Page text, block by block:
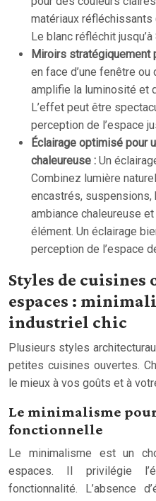
matériaux
Le blanc réfléchit
Miroirs stratégiquement
en face d’une fenêtre ou
amplifie la luminosité et
L’effet peut être
perception de l’espace
Éclairage optimisé pour
chaleureuse : Un
Combinez lumière
encastrés, suspensions,
ambiance chaleureuse
élément. Un éclairage
perception de l’espace
Styles de cuisines
espaces :
industriel chic
Plusieurs styles
petites cuisines ouvertes.
le mieux à vos goûts et à
Le minimalisme
fonctionnelle
Le minimalisme est un
espaces. Il privilégie
fonctionnalité. L’absence